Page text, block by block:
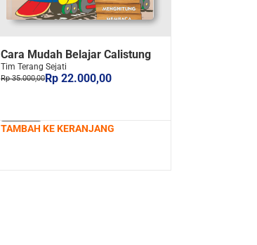
Cara Mudah Belajar Calistung
Tim Terang Sejati
Rp 35.000,00Rp 22.000,00
TAMBAH KE KERANJANG